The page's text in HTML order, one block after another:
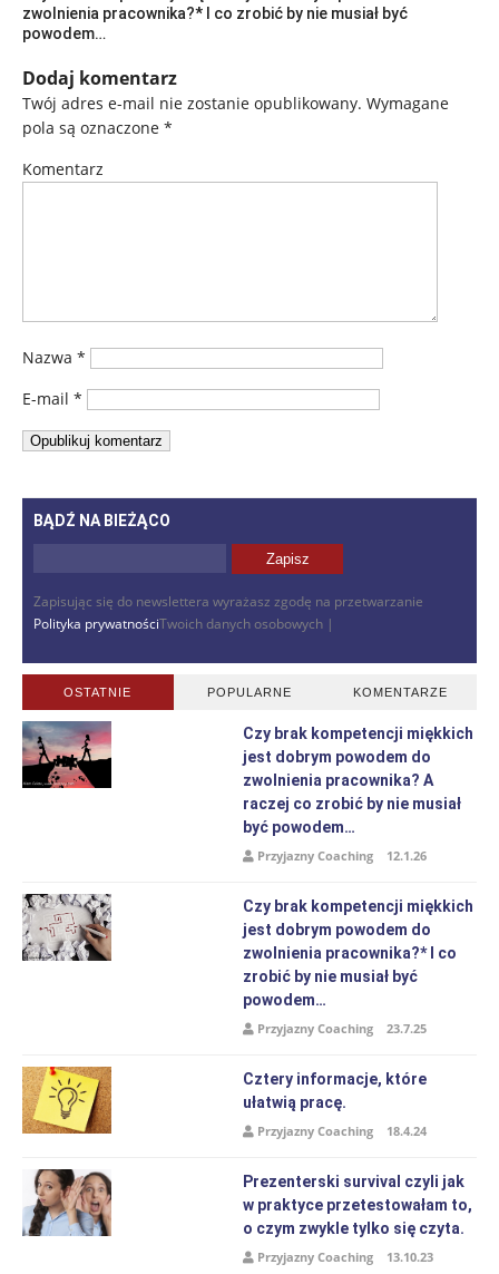
zwolnienia pracownika?* I co zrobić by nie musiał być
powodem…
Dodaj komentarz
Twój adres e-mail nie zostanie opublikowany. Wymagane
pola są oznaczone *
Komentarz
Nazwa *
E-mail *
BĄDŹ NA BIEŻĄCO
Zapisując się do newslettera wyrażasz zgodę na przetwarzanie
Twoich danych osobowych |
Polityka prywatności
OSTATNIE POPULARNE KOMENTARZE
Czy brak kompetencji miękkich
jest dobrym powodem do
zwolnienia pracownika? A
raczej co zrobić by nie musiał
być powodem…
Przyjazny Coaching 12.1.26
Czy brak kompetencji miękkich
jest dobrym powodem do
zwolnienia pracownika?* I co
zrobić by nie musiał być
powodem…
Przyjazny Coaching 23.7.25
Cztery informacje, które
ułatwią pracę.
Przyjazny Coaching 18.4.24
Prezenterski survival czyli jak
w praktyce przetestowałam to,
o czym zwykle tylko się czyta.
Przyjazny Coaching 13.10.23